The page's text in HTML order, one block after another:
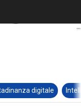
digitale